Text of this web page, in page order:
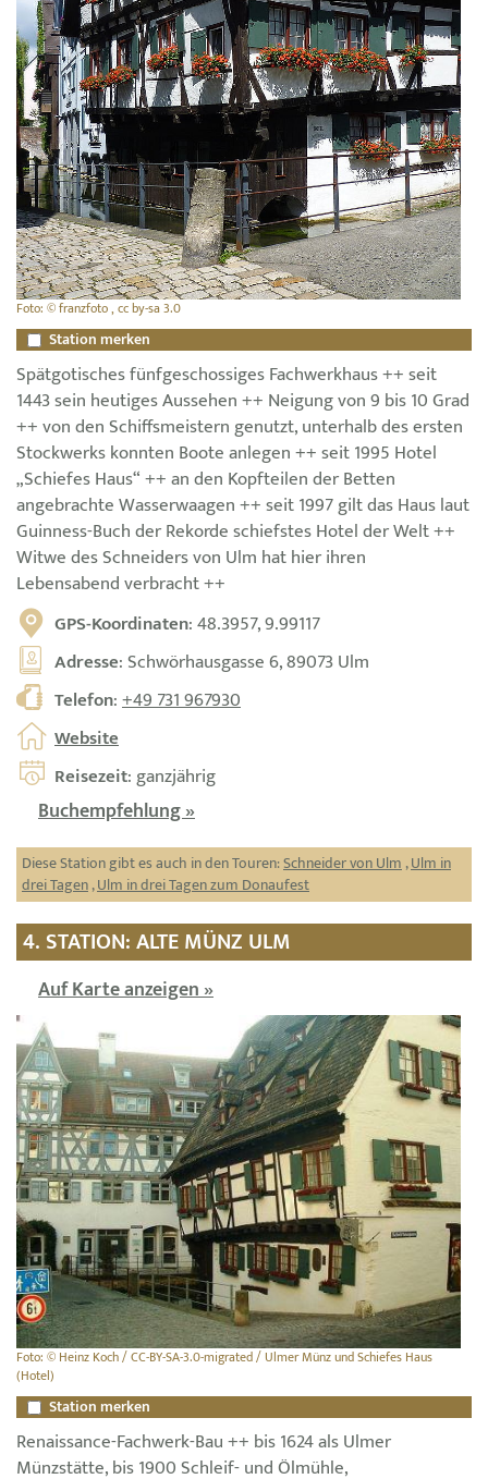
Foto: © franzfoto , cc by-sa 3.0
Station merken
Spätgotisches fünfgeschossiges Fachwerkhaus ++ seit
1443 sein heutiges Aussehen ++ Neigung von 9 bis 10 Grad
++ von den Schiffsmeistern genutzt, unterhalb des ersten
Stockwerks konnten Boote anlegen ++ seit 1995 Hotel
„Schiefes Haus“ ++ an den Kopfteilen der Betten
angebrachte Wasserwaagen ++ seit 1997 gilt das Haus laut
Guinness-Buch der Rekorde schiefstes Hotel der Welt ++
Witwe des Schneiders von Ulm hat hier ihren
Lebensabend verbracht ++
GPS-Koordinaten: 48.3957, 9.99117
Adresse: Schwörhausgasse 6, 89073 Ulm
Telefon:+49 731 967930
Website
Reisezeit: ganzjährig
Buchempfehlung »
Diese Station gibt es auch in den Touren:Schneider von Ulm,Ulm in
drei Tagen,Ulm in drei Tagen zum Donaufest
4. STATION: ALTE MÜNZ ULM
Auf Karte anzeigen »
Foto: © Heinz Koch / CC-BY-SA-3.0-migrated / Ulmer Münz und Schiefes Haus
(Hotel)
Station merken
Renaissance-Fachwerk-Bau ++ bis 1624 als Ulmer
Münzstätte, bis 1900 Schleif- und Ölmühle,